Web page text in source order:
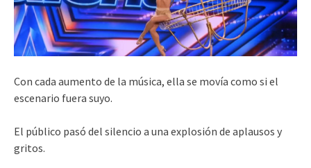
Con cada aumento de la música, ella se movía como si el
escenario fuera suyo.
El público pasó del silencio a una explosión de aplausos y
gritos.